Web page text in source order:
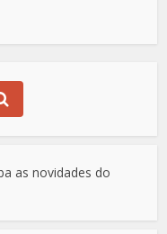
as novidades do